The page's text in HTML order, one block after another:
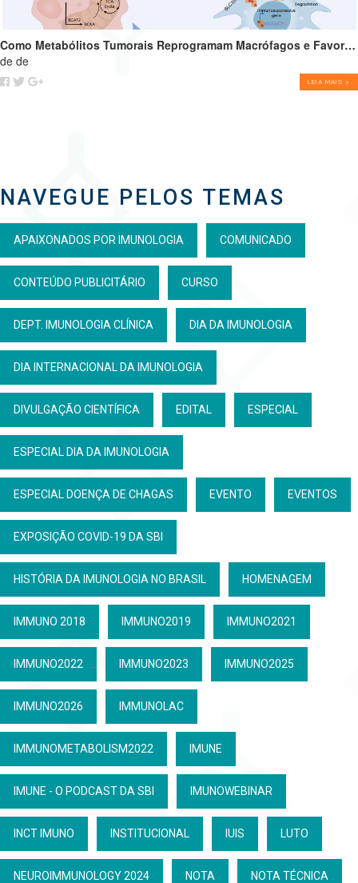
Como Metabólitos Tumorais Reprogramam Macrófagos e Favorecem o Crescimento Tumoral
de de
LEIA MAIS >
NAVEGUE PELOS TEMAS
APAIXONADOS POR IMUNOLOGIA COMUNICADO
CONTEÚDO PUBLICITÁRIO CURSO
DEPT. IMUNOLOGIA CLÍNICA DIA DA IMUNOLOGIA
DIA INTERNACIONAL DA IMUNOLOGIA
DIVULGAÇÃO CIENTÍFICA EDITAL ESPECIAL
ESPECIAL DIA DA IMUNOLOGIA
ESPECIAL DOENÇA DE CHAGAS EVENTO EVENTOS
EXPOSIÇÃO COVID-19 DA SBI
HISTÓRIA DA IMUNOLOGIA NO BRASIL HOMENAGEM
IMMUNO 2018 IMMUNO2019 IMMUNO2021
IMMUNO2022 IMMUNO2023 IMMUNO2025
IMMUNO2026 IMMUNOLAC
IMMUNOMETABOLISM2022 IMUNE
IMUNE - O PODCAST DA SBI IMUNOWEBINAR
INCT IMUNO INSTITUCIONAL IUIS LUTO
NEUROIMMUNOLOGY 2024 NOTA NOTA TÉCNICA